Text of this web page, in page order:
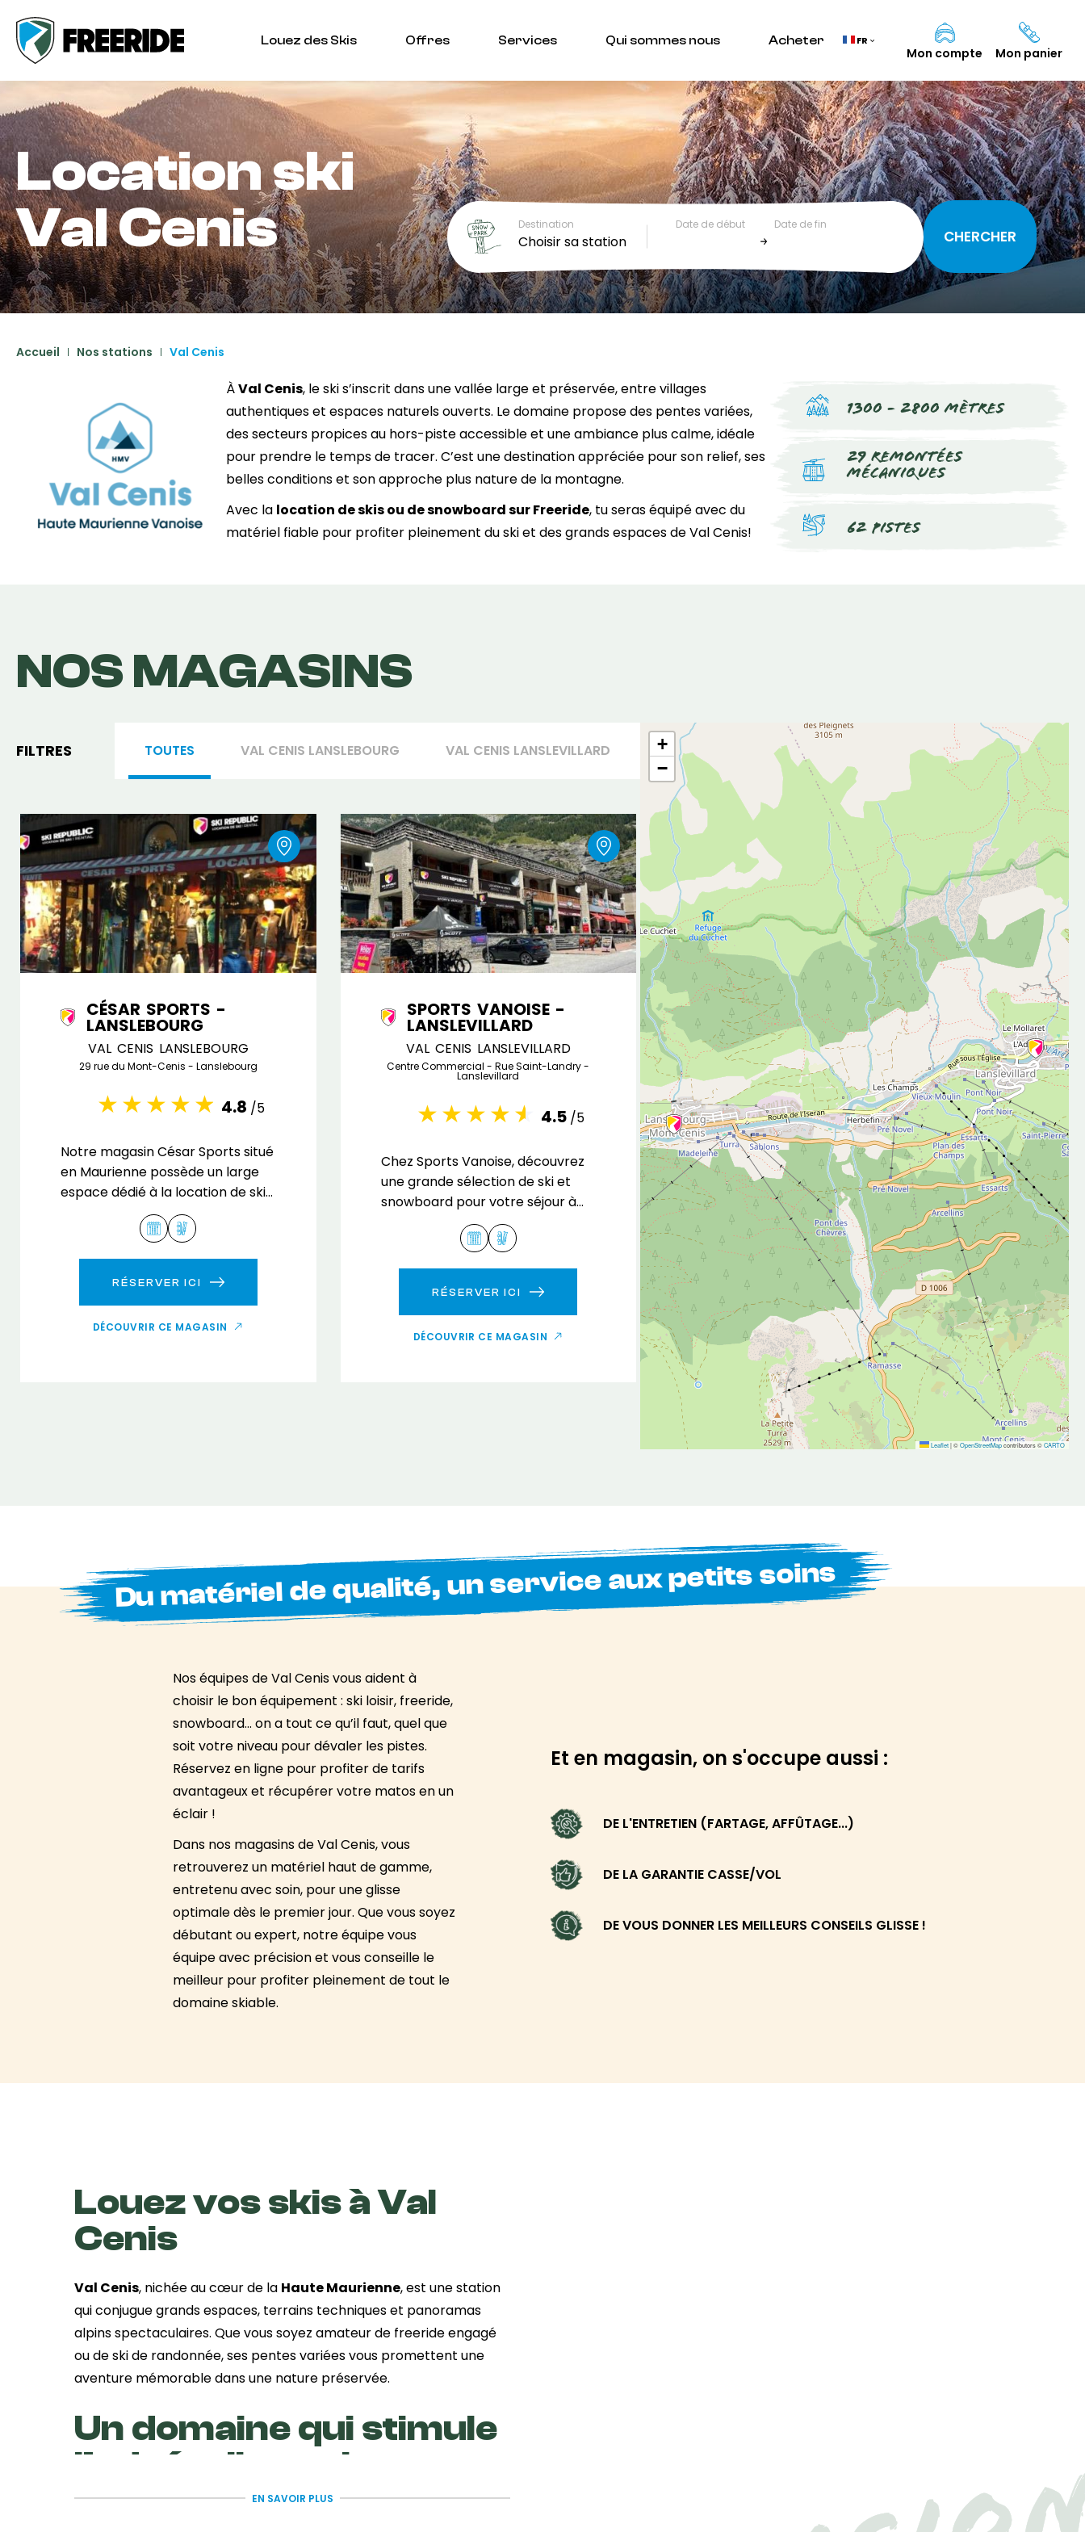
Louez des Skis Offres Services Qui sommes nous Acheter FR
Mon compte Mon panier
Location ski
Val Cenis
Destination
Choisir sa station
Date de début Date de fin
Accueil Nos stations Val Cenis
ÀVal Cenis, le ski s’inscrit dans une vallée large et préservée, entre villages
authentiques et espaces naturels ouverts. Le domaine propose des pentes variées,
des secteurs propices au hors-piste accessible et une ambiance plus calme, idéale
pour prendre le temps de tracer. C’est une destination appréciée pour son relief, ses
belles conditions et son approche plus nature de la montagne.
Avec la location de skis ou de snowboard sur Freeride, tu seras équipé avec du
matériel fiable pour profiter pleinement du ski et des grands espaces de Val Cenis!
1300 - 2800 mètres
29 remontées
mécaniques
62 pistes
NOS MAGASINS
FILTRES TOUTES VAL CENIS LANSLEBOURG VAL CENIS LANSLEVILLARD
CÉSAR SPORTS -
LANSLEBOURG
VAL CENIS LANSLEBOURG
29 rue du Mont-Cenis - Lanslebourg
4.8 /5
Notre magasin César Sports situé
en Maurienne possède un large
espace dédié à la location de ski
et snowboard.
RÉSERVER ICI
DÉCOUVRIR CE MAGASIN
SPORTS VANOISE -
LANSLEVILLARD
VAL CENIS LANSLEVILLARD
Centre Commercial - Rue Saint-Landry -
Lanslevillard
4.5 /5
Chez Sports Vanoise, découvrez
une grande sélection de ski et
snowboard pour votre séjour à
Val Cenis Lanslevillard.
RÉSERVER ICI
DÉCOUVRIR CE MAGASIN
+
−
Leaflet|©OpenStreetMapcontributors ©CARTO
Du matériel de qualité, un service aux petits soins
Nos équipes de Val Cenis vous aident à
choisir le bon équipement : ski loisir, freeride,
snowboard… on a tout ce qu’il faut, quel que
soit votre niveau pour dévaler les pistes.
Réservez en ligne pour profiter de tarifs
avantageux et récupérer votre matos en un
éclair !
Dans nos magasins de Val Cenis, vous
retrouverez un matériel haut de gamme,
entretenu avec soin, pour une glisse
optimale dès le premier jour. Que vous soyez
débutant ou expert, notre équipe vous
équipe avec précision et vous conseille le
meilleur pour profiter pleinement de tout le
domaine skiable.
Et en magasin, on s'occupe aussi :
DE L'ENTRETIEN (FARTAGE, AFFÛTAGE...)
DE LA GARANTIE CASSE/VOL
DE VOUS DONNER LES MEILLEURS CONSEILS GLISSE !
Louez vos skis à Val
Cenis
Val Cenis, nichée au cœur de la Haute Maurienne, est une station
qui conjugue grands espaces, terrains techniques et panoramas
alpins spectaculaires. Que vous soyez amateur de freeride engagé
ou de ski de randonnée, ses pentes variées vous promettent une
aventure mémorable dans une nature préservée.
Un domaine qui stimule
l’adrénaline et la
découverteEN SAVOIR PLUS